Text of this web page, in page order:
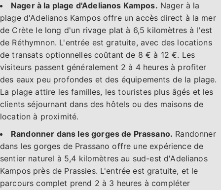
Nager à la plage d'Adelianos Kampos. Nager à la
plage d'Adelianos Kampos offre un accès direct à la mer
de Crète le long d'un rivage plat à 6,5 kilomètres à l'est
de Réthymnon. L'entrée est gratuite, avec des locations
de transats optionnelles coûtant de 8 € à 12 €. Les
visiteurs passent généralement 2 à 4 heures à profiter
des eaux peu profondes et des équipements de la plage.
La plage attire les familles, les touristes plus âgés et les
clients séjournant dans des hôtels ou des maisons de
location à proximité.
Randonner dans les gorges de Prassano. Randonner
dans les gorges de Prassano offre une expérience de
sentier naturel à 5,4 kilomètres au sud-est d'Adelianos
Kampos près de Prassies. L'entrée est gratuite, et le
parcours complet prend 2 à 3 heures à compléter